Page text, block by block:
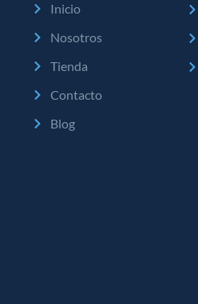
Inicio
Nosotros
Tienda
Contacto
Blog